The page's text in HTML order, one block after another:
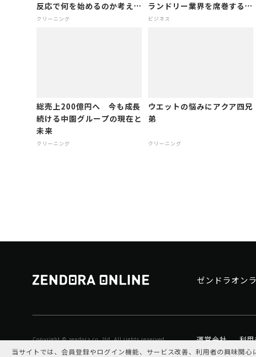
当サイトでは、会員登録やログイン機能、サービス改善、利用者の興味関
反応で何を始めるのか考えた
い！
クリーニング
ランドリー業界を席巻する2
人の経営者
ビジネス
総売上200億円へ 今も成長
続ける中園グループの現在と
未来
クリーニング
ウエットの悩みにアクア四兄
弟
クリーニング
ゼンドラオン
Copyright © zendora co.,ltd. All rights reserved 運営会社 利